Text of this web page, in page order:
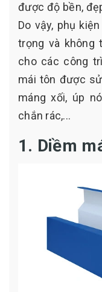
được độ bền,
Do vậy, phụ
trọng và không
cho các công
mái tôn được
máng xối, úp
chắn rác,...
1. Diềm